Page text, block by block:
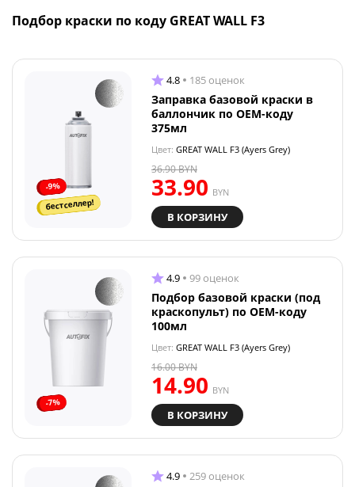
Подбор краски по коду GREAT WALL F3
-9%
бестселлер!
4.8 185 оценок
Заправка базовой краски в
баллончик по OEM-коду
375мл
Цвет: GREAT WALL F3 (Ayers Grey)
33.90 BYN
36.90BYN
В КОРЗИНУ
-7%
4.9 99 оценок
Подбор базовой краски (под
краскопульт) по OEM-коду
100мл
Цвет: GREAT WALL F3 (Ayers Grey)
14.90 BYN
16.00BYN
В КОРЗИНУ
4.9 259 оценок